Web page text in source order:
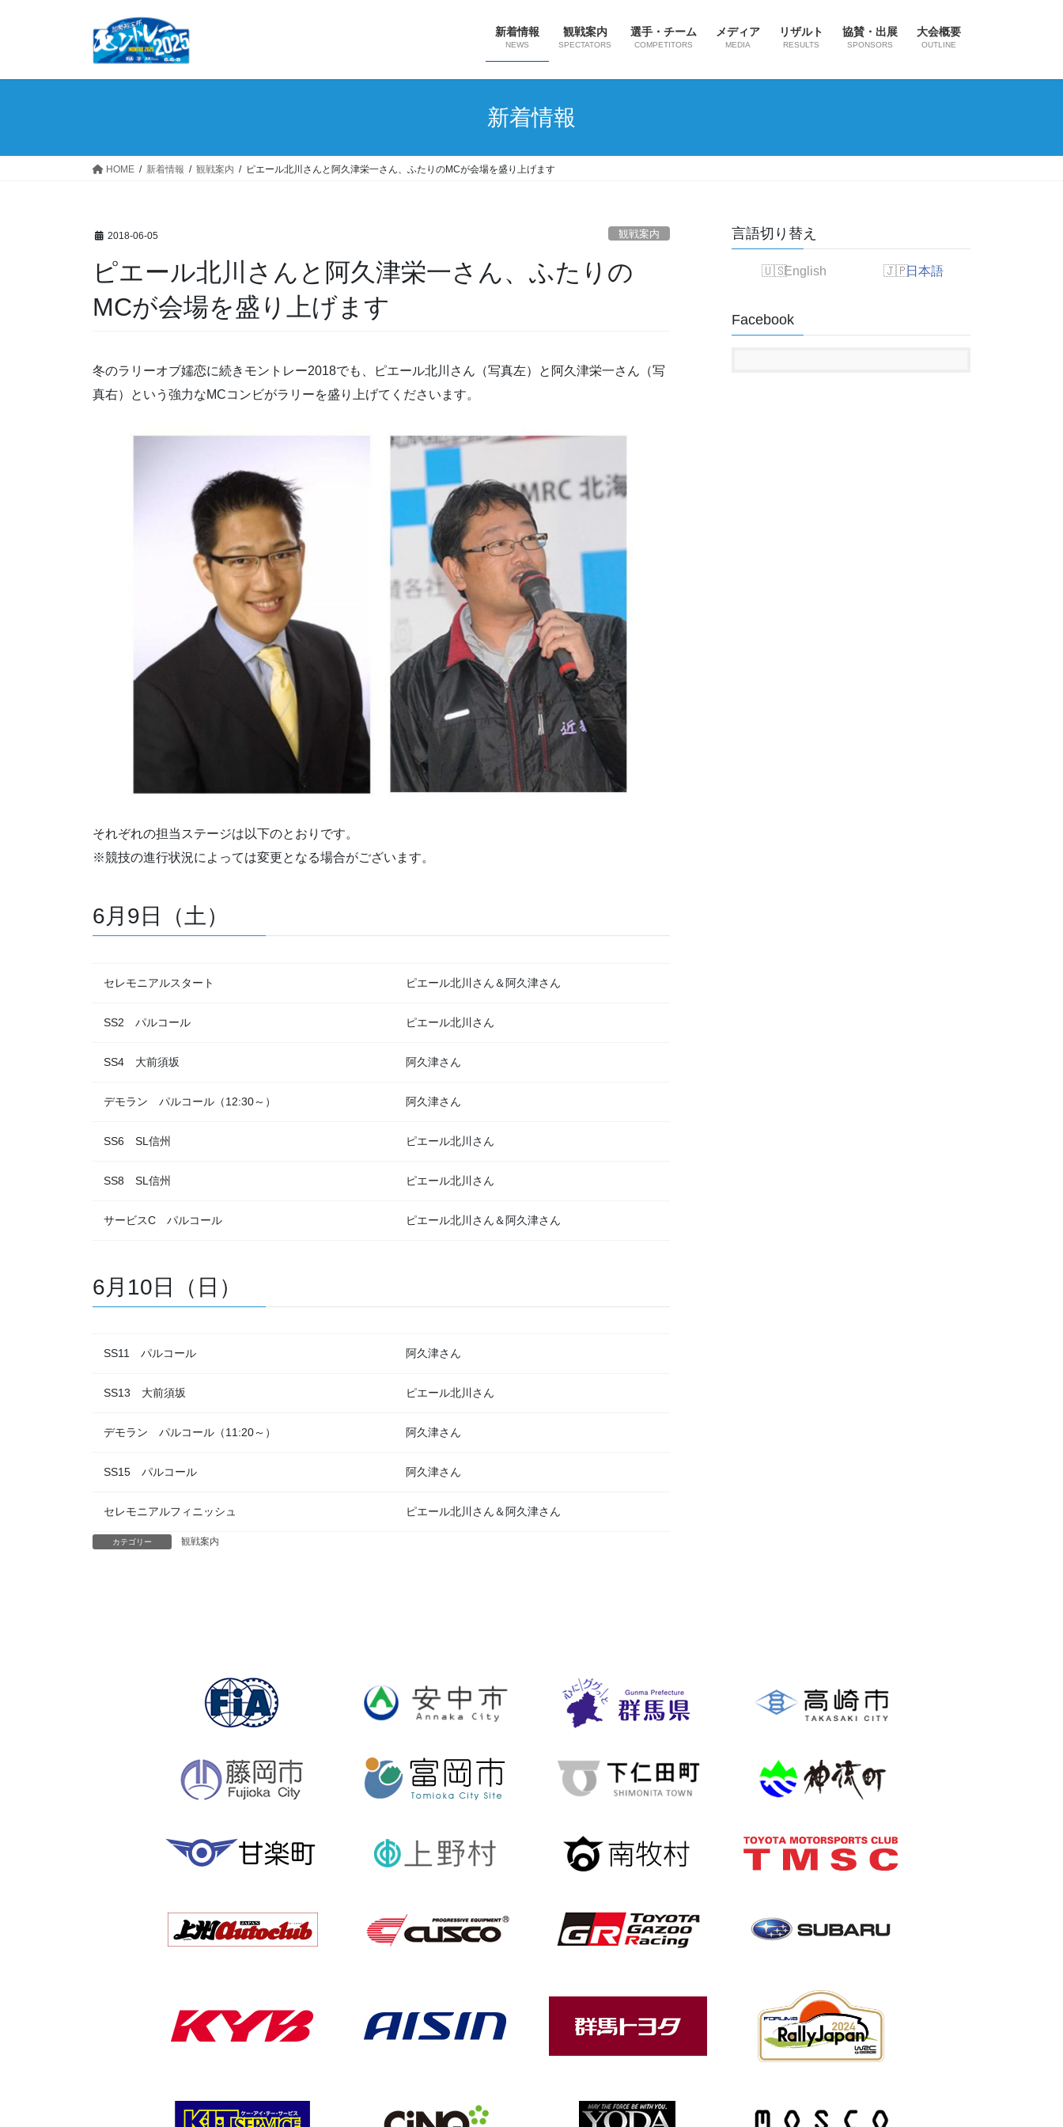
ッ
移
新着情報
NEWS
観戦案内
SPECTATORS
選手・チーム
COMPETITORS
メディア
MEDIA
リザルト
RESULTS
協賛・出展
SPONSORS
大会概要
OUTLINE
新着情報
HOME 新着情報 観戦案内 ピエール北川さんと阿久津栄一さん、ふたりのMCが会場を盛り上げます
2018-06-05 観戦案内
ピエール北川さんと阿久津栄一さん、ふたりの
MCが会場を盛り上げます
冬のラリーオブ嬬恋に続きモントレー2018でも、ピエール北川さん（写真左）と阿久津栄一さん（写
真右）という強力なMCコンビがラリーを盛り上げてくださいます。
それぞれの担当ステージは以下のとおりです。
※競技の進行状況によっては変更となる場合がございます。
6月9日（土）
セレモニアルスタート ピエール北川さん＆阿久津さん
SS2 パルコール ピエール北川さん
SS4 大前須坂 阿久津さん
デモラン パルコール（12:30～） 阿久津さん
SS6 SL信州 ピエール北川さん
SS8 SL信州 ピエール北川さん
サービスC パルコール ピエール北川さん＆阿久津さん
6月10日（日）
SS11 パルコール 阿久津さん
SS13 大前須坂 ピエール北川さん
デモラン パルコール（11:20～） 阿久津さん
SS15 パルコール 阿久津さん
セレモニアルフィニッシュ ピエール北川さん＆阿久津さん
カテゴリー 観戦案内
言語切り替え
English 日本語
Facebook